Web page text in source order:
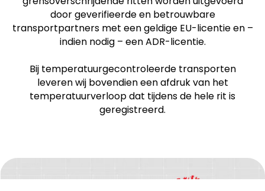
Opmerking
Wij zijnISO 9001-gecertificeerd. Alle
door geverifieerde en betrouwbare
transportpartners met een geldige EU-licentie en –
indien nodig – een ADR-licentie.